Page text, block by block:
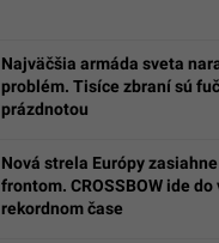
Najväčšia armáda sveta
problém. Tisíce zbraní sú
prázdnotou
Nová strela Európy
frontom. CROSSBOW ide do
rekordnom čase